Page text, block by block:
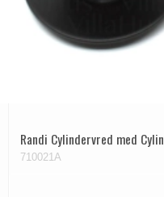
Randi Cylindervred med
710021A